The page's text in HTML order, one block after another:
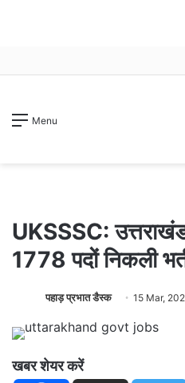
Menu
UKSSSC:
1778 पदों निकली
पहाड़ प्रभात डैस्क 15 Mar,
खबर शेयर करें